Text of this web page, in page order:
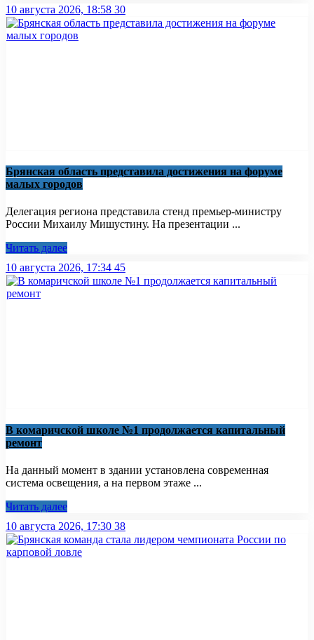
10 августа 2026, 18:58 30
Брянская область представила достижения на форуме
малых городов
Делегация региона представила стенд премьер-министру
России Михаилу Мишустину. На презентации ...
Читать далее
10 августа 2026, 17:34 45
В комаричской школе №1 продолжается капитальный
ремонт
На данный момент в здании установлена современная
система освещения, а на первом этаже ...
Читать далее
10 августа 2026, 17:30 38